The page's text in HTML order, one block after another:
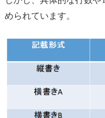
められています。